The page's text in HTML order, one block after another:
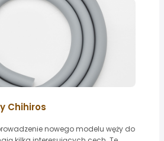
Chihiros
nowego modelu węży do